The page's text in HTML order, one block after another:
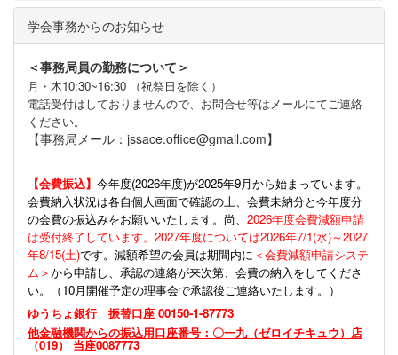
学会事務からのお知らせ
＜事務局員の勤務について＞
月・木10:30~16:30 （祝祭日を除く）
電話受付はしておりませんので、お問合せ等はメールにてご連絡
ください。
【事務局メール：jssace.office@gmail.com】
【会費振込】 今年度(2026年度)が2025年9月から始まっています。
会費納入状況は各自個人画面で確認の上、会費未納分と今年度分
の会費の振込みをお願いいたします。尚、 2026年度会費減額申請
は受付終了しています。2027年度については2026年7/1(水)～2027
年8/15(土)です。減額希望の会員は期間内に ＜会費減額申請システ
ム＞から申請し、承認の連絡が来次第、会費の納入をしてくださ
い。（10月開催予定の理事会で承認後ご連絡いたします。）
ゆうちょ銀行 振替口座 00150-1-87773
他金融機関からの振込用口座番号：〇一九（ゼロイチキュウ）店
（019） 当座0087773